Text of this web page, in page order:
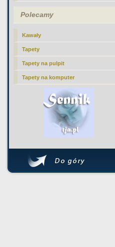
Polecamy
Kawały
Tapety
Tapety na pulpit
Tapety na komputer